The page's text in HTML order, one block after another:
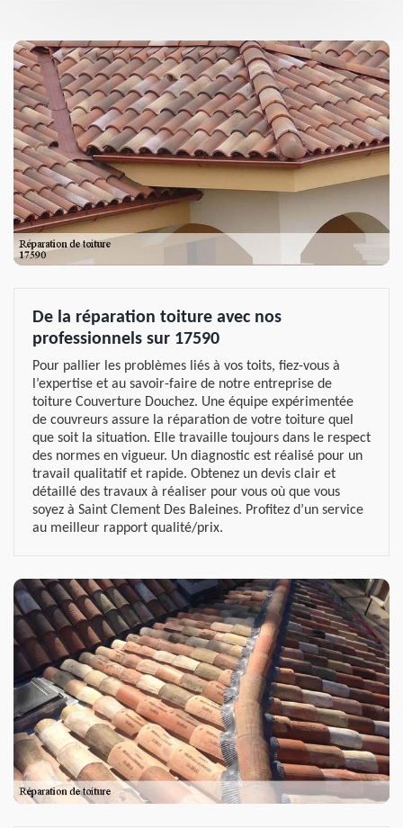
De la réparation toiture avec nos
professionnels sur 17590
Pour pallier les problèmes liés à vos toits, fiez-vous à
l’expertise et au savoir-faire de notre entreprise de
toiture Couverture Douchez. Une équipe expérimentée
de couvreurs assure la réparation de votre toiture quel
que soit la situation. Elle travaille toujours dans le respect
des normes en vigueur. Un diagnostic est réalisé pour un
travail qualitatif et rapide. Obtenez un devis clair et
détaillé des travaux à réaliser pour vous où que vous
soyez à Saint Clement Des Baleines. Profitez d’un service
au meilleur rapport qualité/prix.